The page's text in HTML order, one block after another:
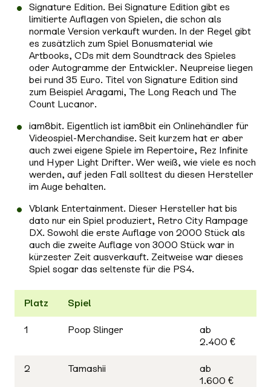
Signature Edition. Bei Signature Edition gibt es
limitierte Auflagen von Spielen, die schon als
normale Version verkauft wurden. In der Regel gibt
es zusätzlich zum Spiel Bonusmaterial wie
Artbooks, CDs mit dem Soundtrack des Spieles
oder Autogramme der Entwickler. Neupreise liegen
bei rund 35 Euro. Titel von Signature Edition sind
zum Beispiel Aragami, The Long Reach und The
Count Lucanor.
iam8bit. Eigentlich ist iam8bit ein Onlinehändler für
Videospiel-Merchandise. Seit kurzem hat er aber
auch zwei eigene Spiele im Repertoire, Rez Infinite
und Hyper Light Drifter. Wer weiß, wie viele es noch
werden, auf jeden Fall solltest du diesen Hersteller
im Auge behalten.
Vblank Entertainment. Dieser Hersteller hat bis
dato nur ein Spiel produziert, Retro City Rampage
DX. Sowohl die erste Auflage von 2000 Stück als
auch die zweite Auflage von 3000 Stück war in
kürzester Zeit ausverkauft. Zeitweise war dieses
Spiel sogar das seltenste für die PS4.
Platz Spiel
1 Poop Slinger
ab
2.400 €
2 Tamashii
ab
1.600 €